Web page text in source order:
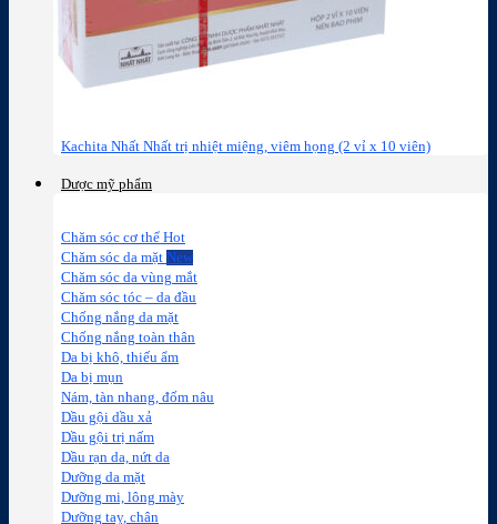
Kachita Nhất Nhất trị nhiệt miệng, viêm họng (2 vỉ x 10 viên)
Dược mỹ phẩm
Chăm sóc cơ thể
Chăm sóc da mặt
Chăm sóc da vùng mắt
Chăm sóc tóc – da đầu
Chống nắng da mặt
Chống nắng toàn thân
Da bị khô, thiếu ẩm
Da bị mụn
Nám, tàn nhang, đốm nâu
Dầu gội dầu xả
Dầu gội trị nấm
Dầu rạn da, nứt da
Dưỡng da mặt
Dưỡng mi, lông mày
Dưỡng tay, chân